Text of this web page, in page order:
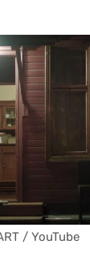
/ YouTube